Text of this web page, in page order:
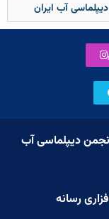
آب ایران
دیپلماسی آب
رسانه